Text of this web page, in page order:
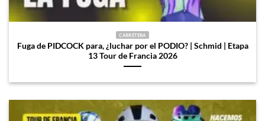
CARRETERA
Fuga de PIDCOCK para, ¿luchar por el PODIO? | Schmid | Etapa
13 Tour de Francia 2026